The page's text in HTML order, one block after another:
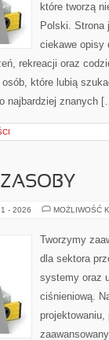
które tworzą
Polski. Strona
ciekawe opisy
rekreacji oraz
które lubią
najbardziej znanych
- 2026 MOŻLIWOŚĆ
Tworzymy
dla sektora
systemy oraz
ciśnieniową.
projektowaniu,